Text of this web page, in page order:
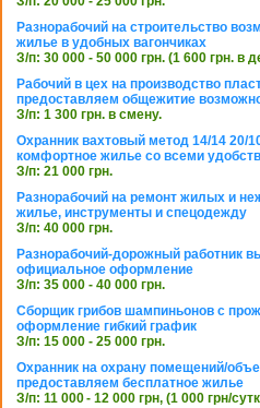
Разнорабочий на строительство
жилье в удобных вагончиках
З/п: 30 000 - 50 000 грн. (1 600 грн. в
Рабочий в цех на производство
предоставляем общежитие
З/п: 1 300 грн. в смену.
Охранник вахтовый метод 14/14 20/
комфортное жилье со всеми
З/п: 21 000 грн.
Разнорабочий на ремонт жилых и
жилье, инструменты и спецодежду
З/п: 40 000 грн.
Разнорабочий-дорожный работник
официальное оформление
З/п: 35 000 - 40 000 грн.
Сборщик грибов шампиньонов с
оформление гибкий график
З/п: 15 000 - 25 000 грн.
Охранник на охрану помещений/
предоставляем бесплатное жилье
З/п: 11 000 - 12 000 грн, (1 000 грн/